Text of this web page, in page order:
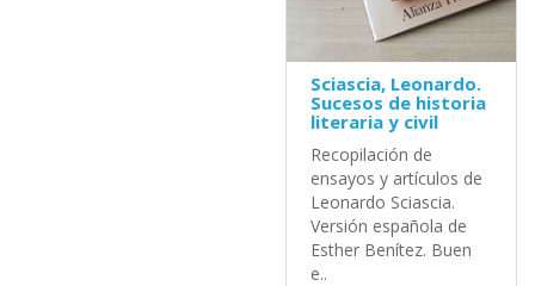
Sciascia, Leonardo.
Sucesos de historia
literaria y civil
Recopilación de
ensayos y artículos de
Leonardo Sciascia.
Versión española de
Esther Benítez. Buen
e..